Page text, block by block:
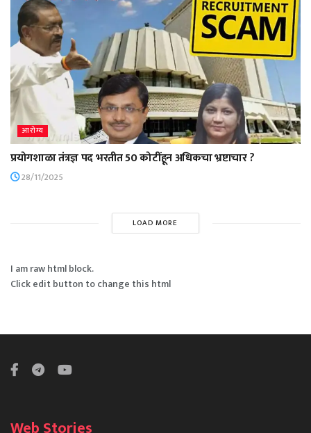
आरोग्य
प्रयोगशाळा तंत्रज्ञ पद भरतीत 50 कोटींहून अधिकचा भ्रष्टाचार ?
28/11/2025
LOAD MORE
I am raw html block.
Click edit button to change this html